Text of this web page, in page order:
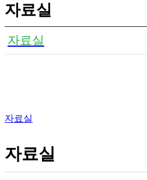
자료실
자료실
자료실
자료실